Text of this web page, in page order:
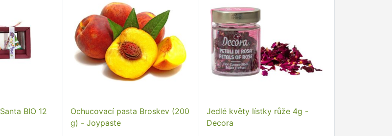
BIO 12
Ochucovací pasta Broskev (200
g) - Joypaste
Jedlé květy lístky růže 4g -
Decora